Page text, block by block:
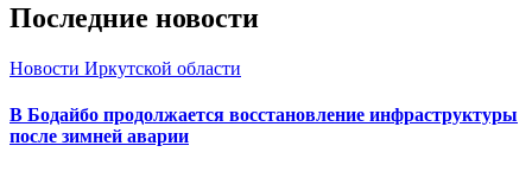
Последние новости
Новости Иркутской области
В Бодайбо продолжается восстановление инфраструктуры
после зимней аварии